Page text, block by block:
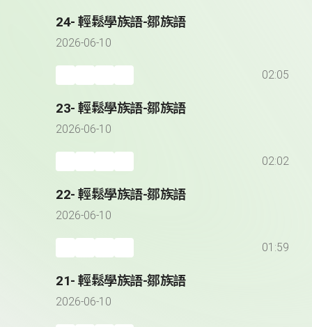
24- 輕鬆學族語-鄒族語
2026-06-10
02:05
23- 輕鬆學族語-鄒族語
2026-06-10
02:02
22- 輕鬆學族語-鄒族語
2026-06-10
01:59
21- 輕鬆學族語-鄒族語
2026-06-10